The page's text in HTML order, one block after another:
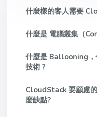
什麼樣的客人需要
什麼是 電腦叢集（
什麼是 Ballooning
技術 ?
CloudStack 要顧慮
麼缺點?